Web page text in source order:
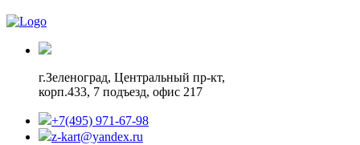
г.Зеленоград, Центральный пр-кт,
корп.433, 7 подъезд, офис 217
+7(495) 971-67-98
z-kart@yandex.ru